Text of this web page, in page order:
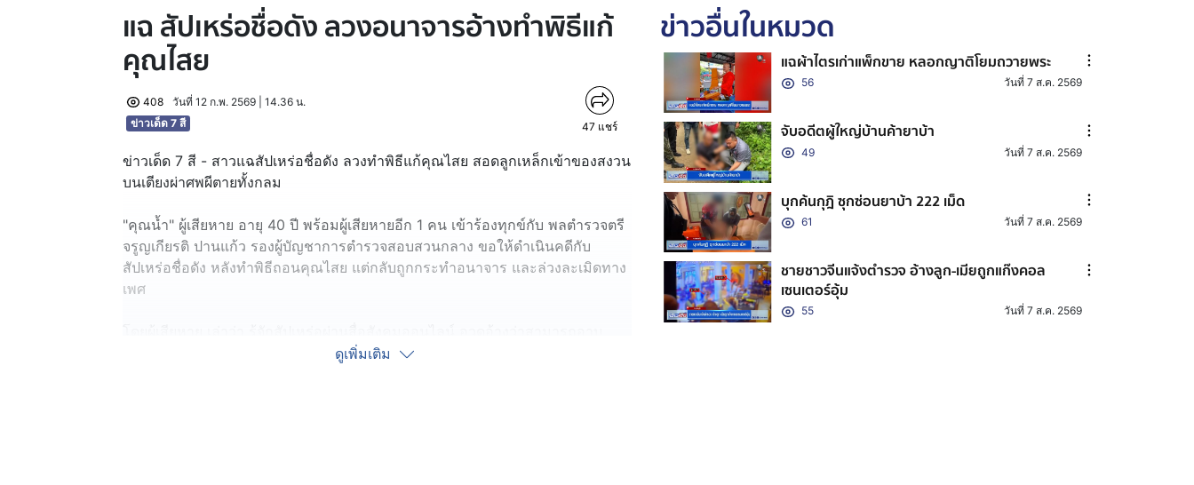
แฉ สัปเหร่อชื่อดัง ลวงอนาจารอ้างทำพิธีแก้
คุณไสย
408
วันที่ 12 ก.พ. 2569 | 14.36 น.
ข่าวเด็ด 7 สี
47 แชร์
ข่าวเด็ด 7 สี - สาวแฉสัปเหร่อชื่อดัง ลวงทำพิธีแก้คุณไสย สอดลูกเหล็กเข้าของสงวน
บนเตียงผ่าศพผีตายทั้งกลม
"คุณน้ำ" ผู้เสียหาย อายุ 40 ปี พร้อมผู้เสียหายอีก 1 คน เข้าร้องทุกข์กับ พลตำรวจตรี
จรูญเกียรติ ปานแก้ว รองผู้บัญชาการตำรวจสอบสวนกลาง ขอให้ดำเนินคดีกับ
สัปเหร่อชื่อดัง หลังทำพิธีถอนคุณไสย แต่กลับถูกกระทำอนาจาร และล่วงละเมิดทาง
เพศ
น้ำมนต์ถอนคุณไสย เสริมดวง เปลี่ยนชีวิต ขณะนั้นแฟนหนุ่มมีปัญหาสุขภาพนาน 2
ดูเพิ่มเติม
ข่าวอื่นในหมวด
แฉผ้าไตรเก่าแพ็กขาย หลอกญาติโยมถวายพระ
56 วันที่ 7 ส.ค. 2569
จับอดีตผู้ใหญ่บ้านค้ายาบ้า
49 วันที่ 7 ส.ค. 2569
บุกค้นกุฎิ ซุกซ่อนยาบ้า 222 เม็ด
61 วันที่ 7 ส.ค. 2569
ชายชาวจีนแจ้งตำรวจ อ้างลูก-เมียถูกแก๊งคอล
เซนเตอร์อุ้ม
55 วันที่ 7 ส.ค. 2569